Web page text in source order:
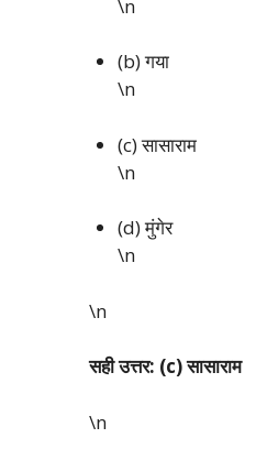
\n
(b) गया
\n
(c) सासाराम
\n
(d) मुंगेर
\n
\n
सही उत्तर: (c) सासाराम
\n